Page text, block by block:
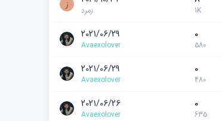
1K زمرد ز
0
580
2021/06/29
Avaexolover
0
480
2021/06/29
Avaexolover
0
635
2021/06/26
Avaexolover